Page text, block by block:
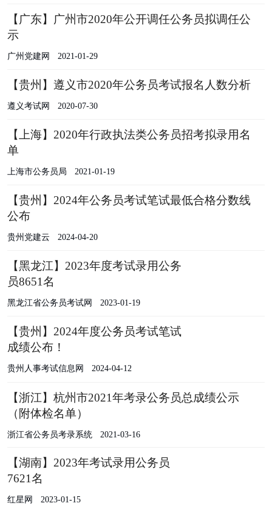
【广东】广州市2020年公开调任公务员拟调任公
示
广州党建网 2021-01-29
【贵州】遵义市2020年公务员考试报名人数分析
遵义考试网 2020-07-30
【上海】2020年行政执法类公务员招考拟录用名
单
上海市公务员局 2021-01-19
【贵州】2024年公务员考试笔试最低合格分数线
公布
贵州党建云 2024-04-20
【黑龙江】2023年度考试录用公务
员8651名
黑龙江省公务员考试网 2023-01-19
【贵州】2024年度公务员考试笔试
成绩公布！
贵州人事考试信息网 2024-04-12
【浙江】杭州市2021年考录公务员总成绩公示
（附体检名单）
浙江省公务员考录系统 2021-03-16
【湖南】2023年考试录用公务员
7621名
红星网 2023-01-15